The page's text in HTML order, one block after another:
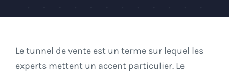
Le tunnel de vente est un terme sur lequel les
experts mettent un accent particulier. Le